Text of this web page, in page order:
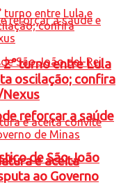
reforçar a saúde
de São João
2° turno entre Lula
oscilação; confira
Nexus
e aceita
ao Governo